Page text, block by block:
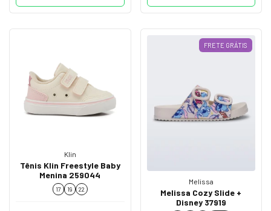
Klin
Tênis Klin Freestyle Baby
Menina 259044
17 19 22
FRETE GRÁTIS
Melissa
Melissa Cozy Slide +
Disney 37919